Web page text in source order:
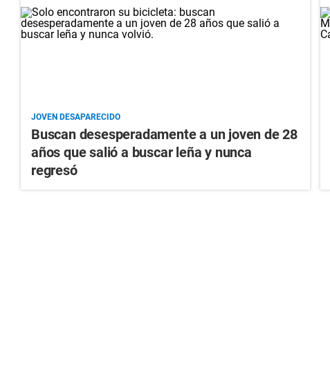
JOVEN DESAPARECIDO
Buscan desesperadamente a un joven de 28
años que salió a buscar leña y nunca
regresó